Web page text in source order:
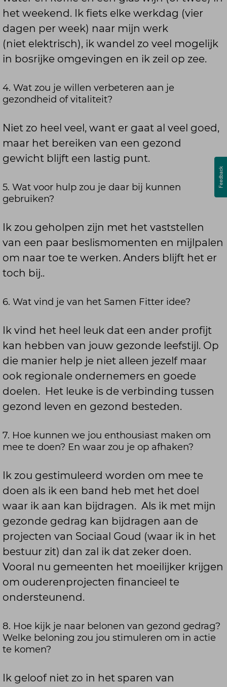
het weekend. Ik fiets elke werkdag (vier
dagen per week) naar mijn werk
(niet elektrisch), ik wandel zo veel mogelijk
in bosrijke omgevingen en ik zeil op zee.
4. Wat zou je willen verbeteren aan je
gezondheid of vitaliteit?
Niet zo heel veel, want er gaat al veel goed,
maar het bereiken van een gezond
gewicht blijft een lastig punt.
5. Wat voor hulp zou je daar bij kunnen
gebruiken?
Ik zou geholpen zijn met het vaststellen
van een paar beslismomenten en mijlpalen
om naar toe te werken. Anders blijft het er
toch bij..
6. Wat vind je van het Samen Fitter idee?
Ik vind het heel leuk dat een ander profijt
kan hebben van jouw gezonde leefstijl. Op
die manier help je niet alleen jezelf maar
ook regionale ondernemers en goede
doelen. Het leuke is de verbinding tussen
gezond leven en gezond besteden.
7. Hoe kunnen we jou enthousiast maken om
mee te doen? En waar zou je op afhaken?
Ik zou gestimuleerd worden om mee te
doen als ik een band heb met het doel
waar ik aan kan bijdragen. Als ik met mijn
gezonde gedrag kan bijdragen aan de
projecten van Sociaal Goud (waar ik in het
bestuur zit) dan zal ik dat zeker doen.
Vooral nu gemeenten het moeilijker krijgen
om ouderenprojecten financieel te
ondersteunend.
8. Hoe kijk je naar belonen van gezond gedrag?
Welke beloning zou jou stimuleren om in actie
te komen?
Ik geloof niet zo in het sparen van